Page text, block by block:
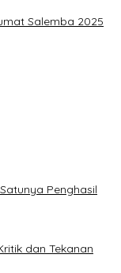
Salemba 2025
Penghasil
dan Tekanan